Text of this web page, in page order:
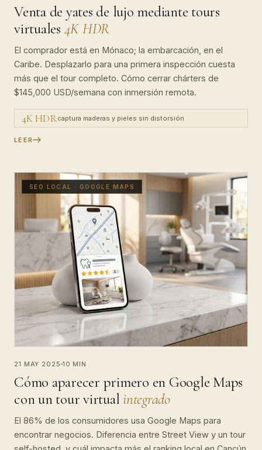
Venta de yates de lujo mediante tours
virtuales4K HDR
El comprador está en Mónaco; la embarcación, en el
Caribe. Desplazarlo para una primera inspección cuesta
más que el tour completo. Cómo cerrar chárters de
$145,000 USD/semana con inmersión remota.
4K HDRcaptura maderas y pieles sin distorsión
LEER
SEO LOCAL · GOOGLE MAPS
21 MAY 2025 10 MIN
Cómo aparecer primero en Google Maps
con un tour virtual integrado
El 86% de los consumidores usa Google Maps para
encontrar negocios. Diferencia entre Street View y un tour